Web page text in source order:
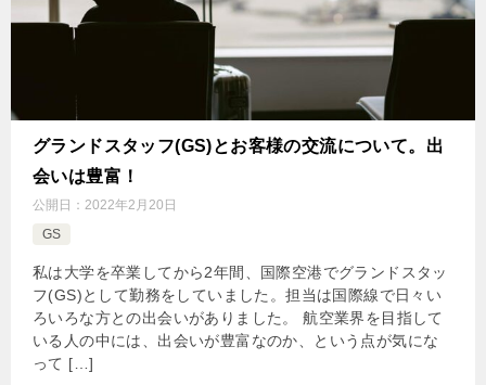
グランドスタッフ(GS)とお客様の交流について。出
会いは豊富！
公開日： 2022年2月20日
GS
私は大学を卒業してから2年間、国際空港でグランドスタッ
フ(GS)として勤務をしていました。担当は国際線で日々い
ろいろな方との出会いがありました。 航空業界を目指して
いる人の中には、出会いが豊富なのか、という点が気にな
って […]